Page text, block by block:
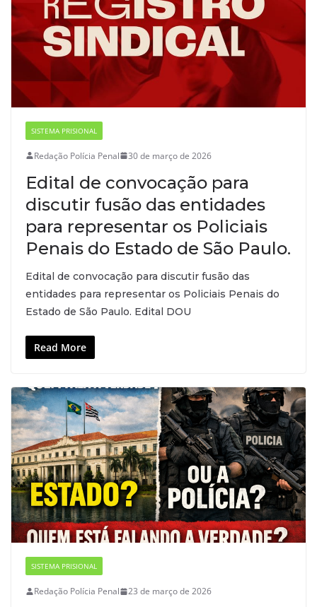
SISTEMA PRISIONAL
Redação Polícia Penal 30 de março de 2026
Edital de convocação para
discutir fusão das entidades
para representar os Policiais
Penais do Estado de São Paulo.
Edital de convocação para discutir fusão das
entidades para representar os Policiais Penais do
Estado de São Paulo. Edital DOU
Read More
SISTEMA PRISIONAL
Redação Polícia Penal 23 de março de 2026